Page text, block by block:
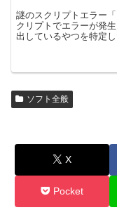
謎のスクリプトエラー
クリプトでエラーが発
出しているやつを特定
ソフト全般
X
Pocket